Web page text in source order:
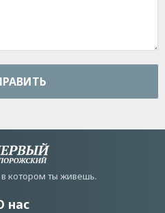
котором ты живешь.
нас